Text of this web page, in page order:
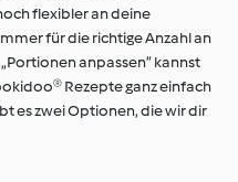
flexibler an deine
für die richtige Anzahl an
anpassen” kannst
Rezepte ganz einfach
es zwei Optionen, die wir dir